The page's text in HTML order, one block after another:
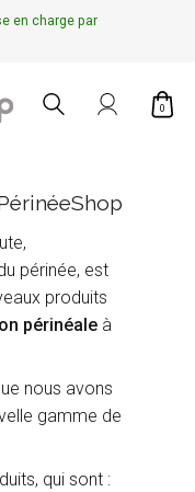
en charge par
0
périnée, est
produits
périnéale à
nous avons
gamme de
qui sont :